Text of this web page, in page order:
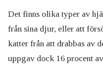
Det finns olika typer av
från sina djur, eller att
katter från att drabbas av
uppgav dock 16 procent